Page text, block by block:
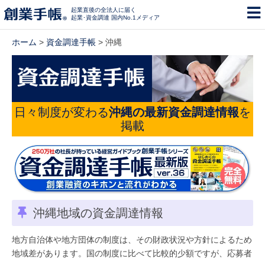
起業直後の全法人に届く
起業･資金調達 国内No.1メディア
ホーム > 資金調達手帳 > 沖縄
日々制度が変わる沖縄の最新資金調達情報を
掲載
沖縄地域の資金調達情報
地方自治体や地方団体の制度は、その財政状況や方針によるため
地域差があります。国の制度に比べて比較的少額ですが、応募者